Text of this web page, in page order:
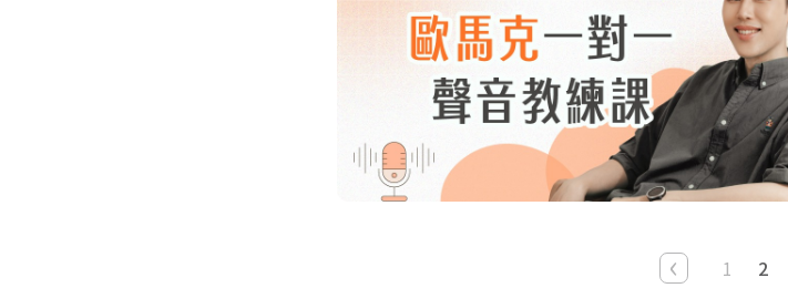
‹ 1 2